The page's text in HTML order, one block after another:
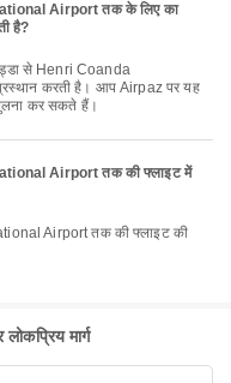
Airport तक के लिए का
है?
करती है। आप Airpaz पर यह
कर सकते हैं।
Airport तक की फ्लाइट में
मार्ग